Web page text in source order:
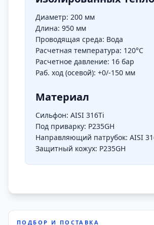
Диаметр: 200 мм
Длина: 950 мм
Проводящая среда: Вода
Расчетная температура: 120°C
Расчетное давление: 16 бар
Раб. ход (осевой): +0/-150 мм
Материал
Сильфон: AISI 316Ti
Под приварку: P235GH
Направляющий патрубок: AISI
Защитный кожух: P235GH
ПОДБОР И ПОСТАВКА